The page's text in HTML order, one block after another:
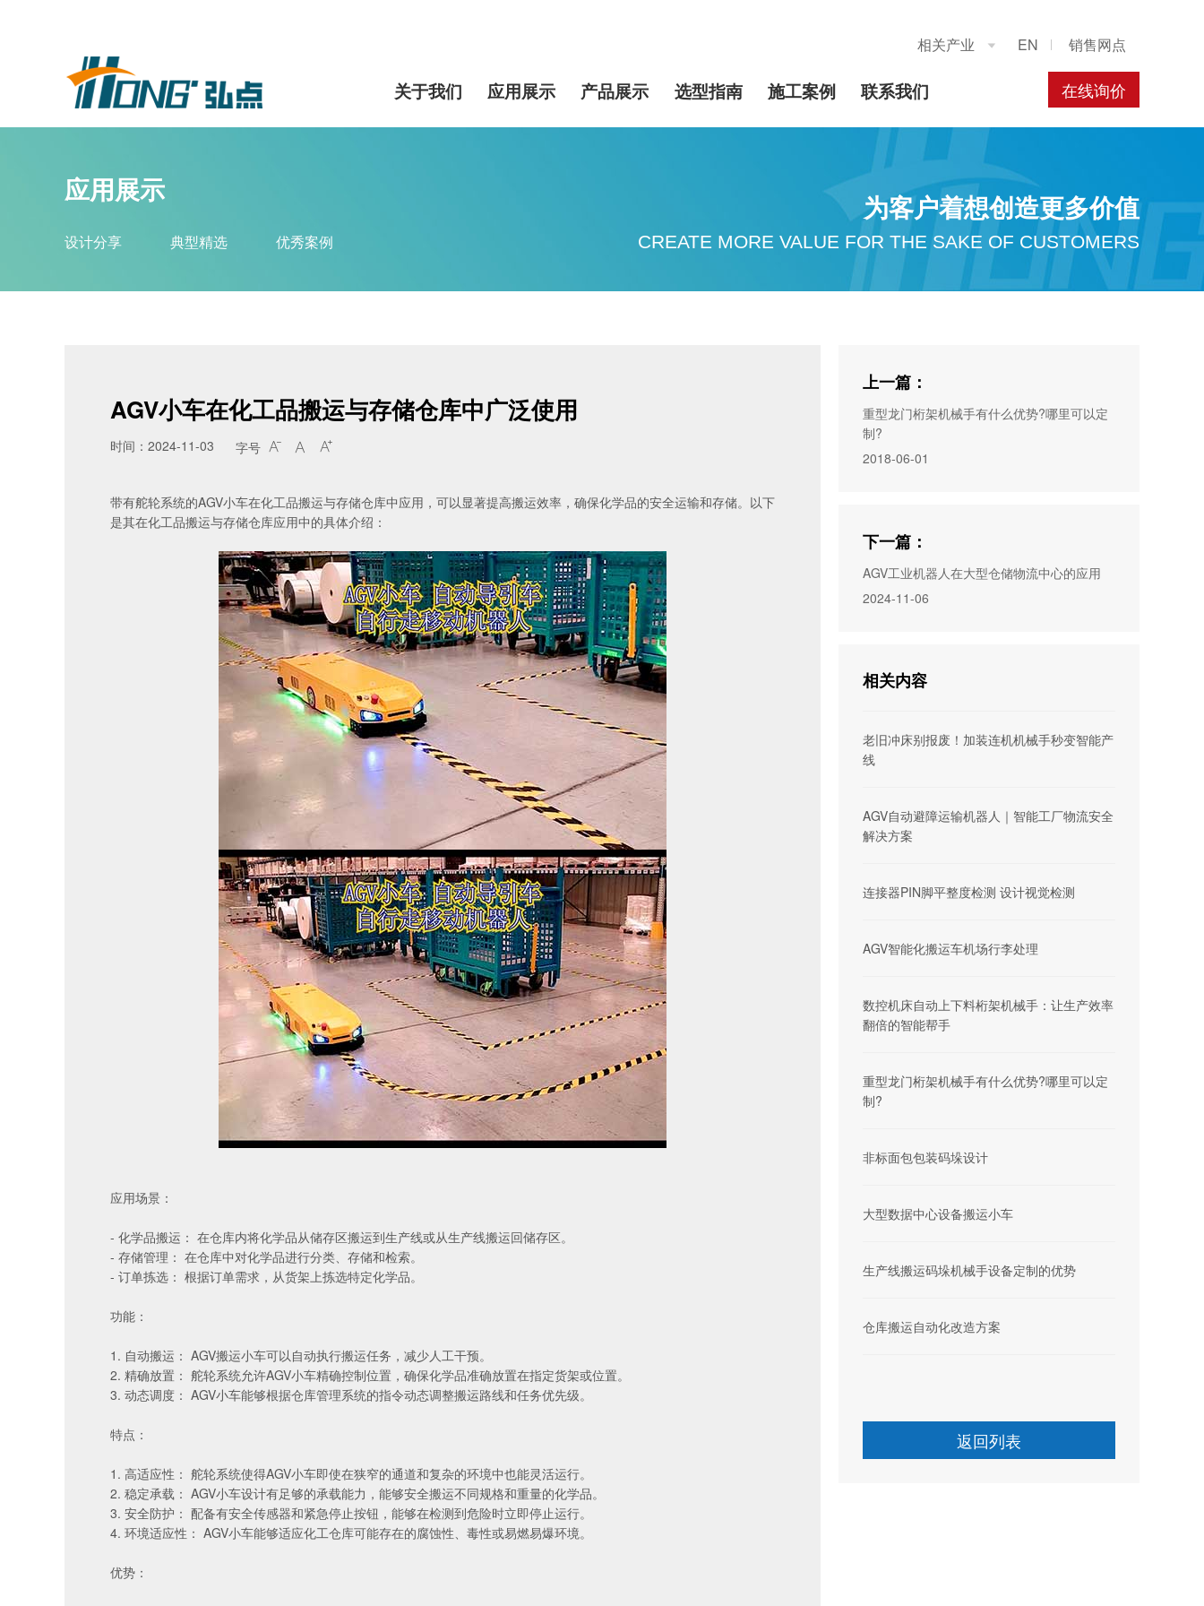
相关产业  EN 销售网点
在线询价
关于我们 应用展示 产品展示 选型指南 施工案例 联系我们
应用展示
设计分享 典型精选 优秀案例
为客户着想创造更多价值
CREATE MORE VALUE FOR THE SAKE OF CUSTOMERS
AGV小车在化工品搬运与存储仓库中广泛使用
时间：2024-11-03 字号   
带有舵轮系统的AGV小车在化工品搬运与存储仓库中应用，可以显著提高搬运效率，确保化学品的安全运输和存储。以下
是其在化工品搬运与存储仓库应用中的具体介绍：
应用场景：
- 化学品搬运： 在仓库内将化学品从储存区搬运到生产线或从生产线搬运回储存区。
- 存储管理： 在仓库中对化学品进行分类、存储和检索。
- 订单拣选： 根据订单需求，从货架上拣选特定化学品。
功能：
1. 自动搬运： AGV搬运小车可以自动执行搬运任务，减少人工干预。
2. 精确放置： 舵轮系统允许AGV小车精确控制位置，确保化学品准确放置在指定货架或位置。
3. 动态调度： AGV小车能够根据仓库管理系统的指令动态调整搬运路线和任务优先级。
特点：
1. 高适应性： 舵轮系统使得AGV小车即使在狭窄的通道和复杂的环境中也能灵活运行。
2. 稳定承载： AGV小车设计有足够的承载能力，能够安全搬运不同规格和重量的化学品。
3. 安全防护： 配备有安全传感器和紧急停止按钮，能够在检测到危险时立即停止运行。
4. 环境适应性： AGV小车能够适应化工仓库可能存在的腐蚀性、毒性或易燃易爆环境。
优势：
上一篇：
重型龙门桁架机械手有什么优势?哪里可以定
制?
2018-06-01
下一篇：
AGV工业机器人在大型仓储物流中心的应用
2024-11-06
相关内容
老旧冲床别报废！加装连机机械手秒变智能产
线
AGV自动避障运输机器人｜智能工厂物流安全
解决方案
连接器PIN脚平整度检测 设计视觉检测
AGV智能化搬运车机场行李处理
数控机床自动上下料桁架机械手：让生产效率
翻倍的智能帮手
重型龙门桁架机械手有什么优势?哪里可以定
制?
非标面包包装码垛设计
大型数据中心设备搬运小车
生产线搬运码垛机械手设备定制的优势
仓库搬运自动化改造方案
返回列表